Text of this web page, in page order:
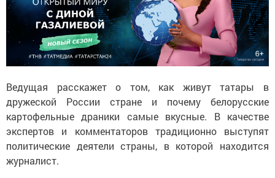
Ведущая расскажет о том, как живут татары в
дружеской России стране и почему белорусские
картофельные драники самые вкусные. В качестве
экспертов и комментаторов традиционно выступят
политические деятели страны, в которой находится
журналист.